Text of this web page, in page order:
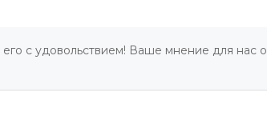
с удовольствием! Ваше мнение для нас